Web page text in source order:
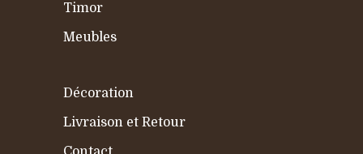
Timor
Meubles
Décoration
Livraison et Retour